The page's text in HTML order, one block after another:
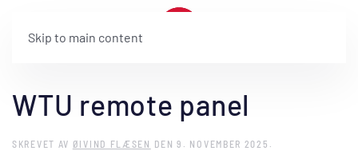
Skip to main content
WTU remote panel
SKREVET AV ØIVIND FLÆSEN DEN9. NOVEMBER 2025 .